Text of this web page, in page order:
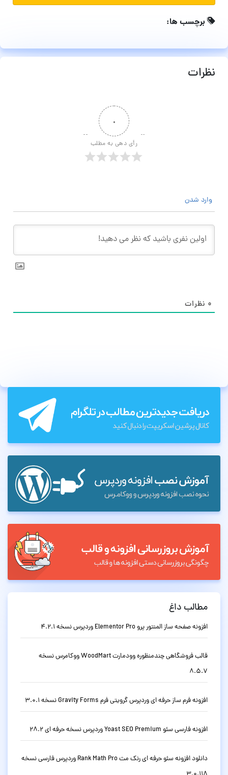
برچسب ها:
نظرات
۰
رأی دهی به مطلب
وارد شدن
۰ نظرات
مطالب داغ
افزونه صفحه ساز المنتور پرو Elementor Pro وردپرس نسخه 4.2.1
قالب فروشگاهی چندمنظوره وودمارت WoodMart ووکامرس نسخه
8.5.7
افزونه فرم ساز حرفه ای وردپرس گرویتی فرم Gravity Forms نسخه 3.0.1
افزونه فارسی سئو Yoast SEO Premium وردپرس نسخه حرفه ای 28.2
دانلود افزونه سئو حرفه ای رنک مث Rank Math Pro وردپرس فارسی نسخه